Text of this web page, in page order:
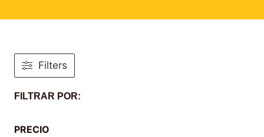
Filters
FILTRAR POR:
PRECIO